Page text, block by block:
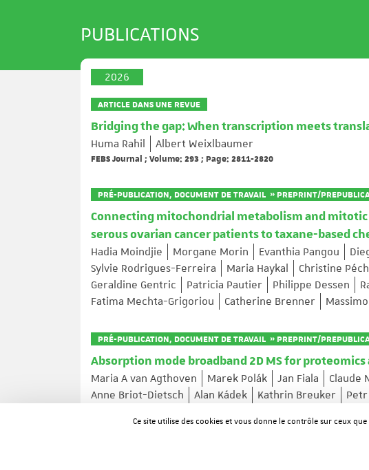
PUBLICATIONS
2026
ARTICLE DANS UNE REVUE
Bridging the gap: When transcription meets
Huma Rahil Albert Weixlbaumer
FEBS Journal ; Volume: 293 ; Page: 2811-2820
PRÉ-PUBLICATION, DOCUMENT DE TRAVAIL » PREPRINT/
Connecting mitochondrial metabolism and
serous ovarian cancer patients to taxane-based
Hadia Moindjie Morgane Morin Evanthia Pangou
Sylvie Rodrigues-Ferreira
Maria Haykal Christine
Geraldine Gentric
Patricia Pautier Philippe Dessen
Fatima Mechta-Grigoriou
Catherine Brenner
PRÉ-PUBLICATION, DOCUMENT DE TRAVAIL » PREPRINT/
Absorption mode broadband 2D MS for
Maria A van Agthoven Marek Polák Jan Fiala Claude
Anne Briot-Dietsch
Alan Kádek Kathrin Breuker
Ce site utilise des cookies et vous donne le contrôle sur ceux